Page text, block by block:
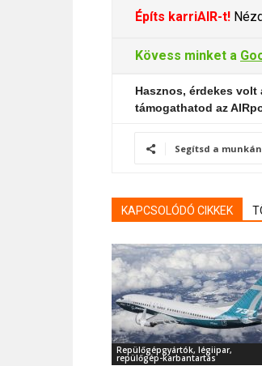
Építs karriAIR-t!
Kövess minket a
Hasznos, érdekes
támogathatod az
Segítsd a
KAPCSOLÓDÓ CIKKEK
Repülőgépgyártók, légiipar,
repülőgép-karbantartás